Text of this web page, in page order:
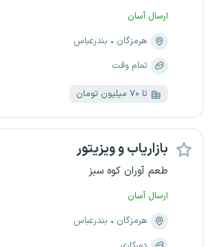
ارسال آسان
هرمزگان
بندرعباس
تمام وقت
تا ۷۰ میلیون تومان
بازاریاب و ویزیتور
طعم آوران کوه سبز
ارسال آسان
هرمزگان
بندرعباس